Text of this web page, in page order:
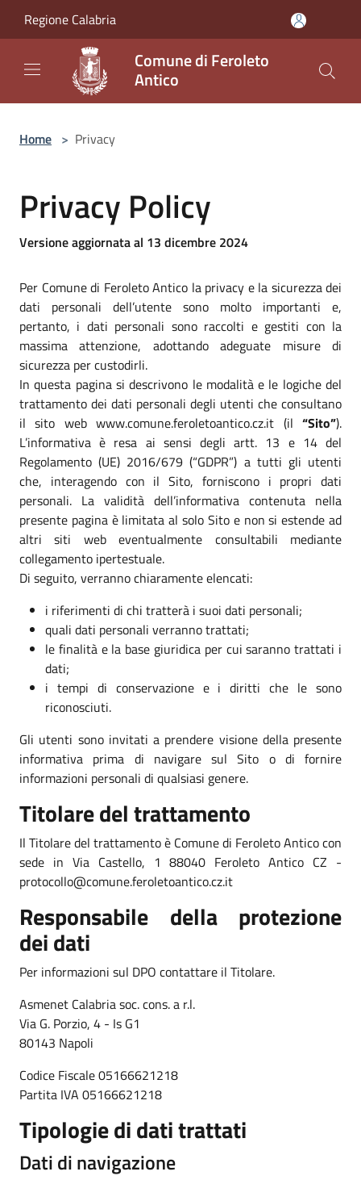
Regione Calabria
Comune di Feroleto
Antico
Home > Privacy
Privacy Policy
Versione aggiornata al 13 dicembre 2024
Per Comune di Feroleto Antico la privacy e la sicurezza dei
dati personali dell’utente sono molto importanti e,
pertanto, i dati personali sono raccolti e gestiti con la
massima attenzione, adottando adeguate misure di
sicurezza per custodirli.
In questa pagina si descrivono le modalità e le logiche del
trattamento dei dati personali degli utenti che consultano
il sito web www.comune.feroletoantico.cz.it (il “Sito”).
L’informativa è resa ai sensi degli artt. 13 e 14 del
Regolamento (UE) 2016/679 (“GDPR”) a tutti gli utenti
che, interagendo con il Sito, forniscono i propri dati
personali. La validità dell’informativa contenuta nella
presente pagina è limitata al solo Sito e non si estende ad
altri siti web eventualmente consultabili mediante
collegamento ipertestuale.
Di seguito, verranno chiaramente elencati:
i riferimenti di chi tratterà i suoi dati personali;
quali dati personali verranno trattati;
le finalità e la base giuridica per cui saranno trattati i
dati;
i tempi di conservazione e i diritti che le sono
riconosciuti.
Gli utenti sono invitati a prendere visione della presente
informativa prima di navigare sul Sito o di fornire
informazioni personali di qualsiasi genere.
Titolare del trattamento
Il Titolare del trattamento è Comune di Feroleto Antico con
sede in Via Castello, 1 88040 Feroleto Antico CZ -
protocollo@comune.feroletoantico.cz.it
Responsabile della protezione
dei dati
Per informazioni sul DPO contattare il Titolare.
Asmenet Calabria soc. cons. a r.l.
Via G. Porzio, 4 - Is G1
80143 Napoli
Codice Fiscale 05166621218
Partita IVA 05166621218
Tipologie di dati trattati
Dati di navigazione